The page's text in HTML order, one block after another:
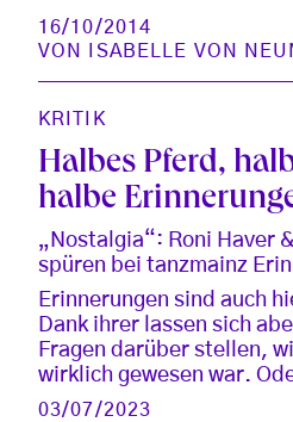
16/10/2014
VON
ISABELLE VON
KRITIK
Halbes Pferd,
halbe
„Nostalgia“: Roni Haver
spüren bei tanzmainz
Erinnerungen sind auch
Dank ihrer lassen sich
Fragen darüber stellen,
wirklich gewesen war.
03/07/2023